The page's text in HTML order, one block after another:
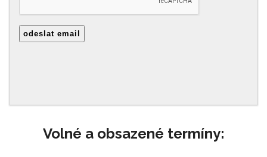
Volné a obsazené termíny: